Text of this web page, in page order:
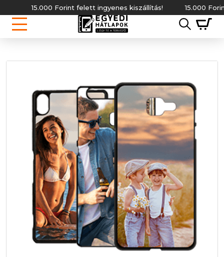
15.000 Forint felett ingyenes kiszállítás! 15.000 Forint